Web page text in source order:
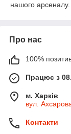
нашого арсеналу.
Про нас
100%
Працює з
м. Харків
вул.
Контакти